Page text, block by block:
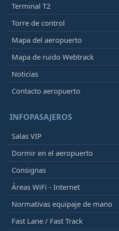
Terminal T2
Torre de control
Mapa del aeropuerto
Mapa de ruido Webtrack
Noticias
Contacto aeropuerto
INFOPASAJEROS
Salas VIP
Dormir en el aeropuerto
Consignas
Áreas WiFi - Internet
Normativas equipaje de mano
Fast Lane / Fast Track